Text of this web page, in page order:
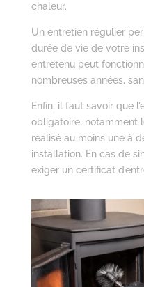
chaleur.
Un entretien régulier
durée de vie de votre
entretenu peut
nombreuses années,
Enfin, il faut savoir que
obligatoire, notamment
réalisé au moins une à
installation. En cas de
exiger un certificat